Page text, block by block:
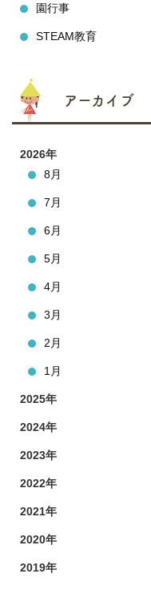
園行事
STEAM教育
アーカイブ
2026年
8月
7月
6月
5月
4月
3月
2月
1月
2025年
2024年
2023年
2022年
2021年
2020年
2019年